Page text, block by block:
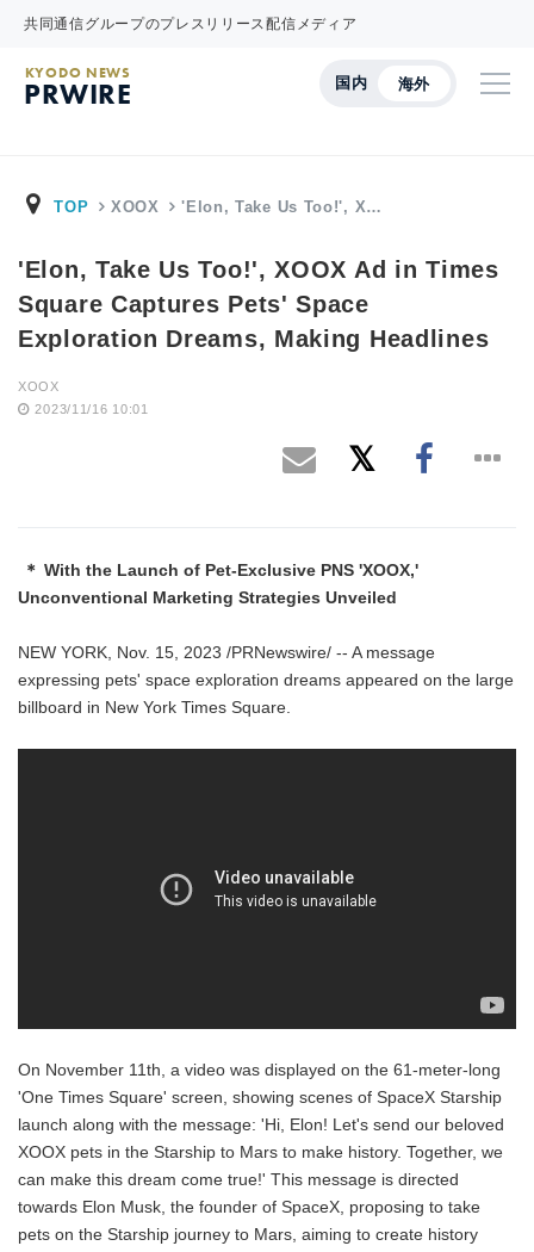
共同通信グループのプレスリリース配信メディア
国内 海外
KYODO NEWS
PRWIRE
TOP XOOX 'Elon, Take Us Too!', X…
'Elon, Take Us Too!', XOOX Ad in Times
Square Captures Pets' Space
Exploration Dreams, Making Headlines
XOOX
2023/11/16 10:01
＊ With the Launch of Pet-Exclusive PNS 'XOOX,'
Unconventional Marketing Strategies Unveiled
NEW YORK, Nov. 15, 2023 /PRNewswire/ -- A message
expressing pets' space exploration dreams appeared on the large
billboard in New York Times Square.
On November 11th, a video was displayed on the 61-meter-long
'One Times Square' screen, showing scenes of SpaceX Starship
launch along with the message: 'Hi, Elon! Let's send our beloved
XOOX pets in the Starship to Mars to make history. Together, we
can make this dream come true!' This message is directed
towards Elon Musk, the founder of SpaceX, proposing to take
pets on the Starship journey to Mars, aiming to create history